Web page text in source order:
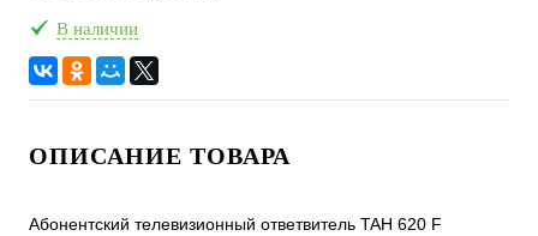
В наличии
ОПИСАНИЕ ТОВАРА
Абонентский телевизионный ответвитель TAH 620 F